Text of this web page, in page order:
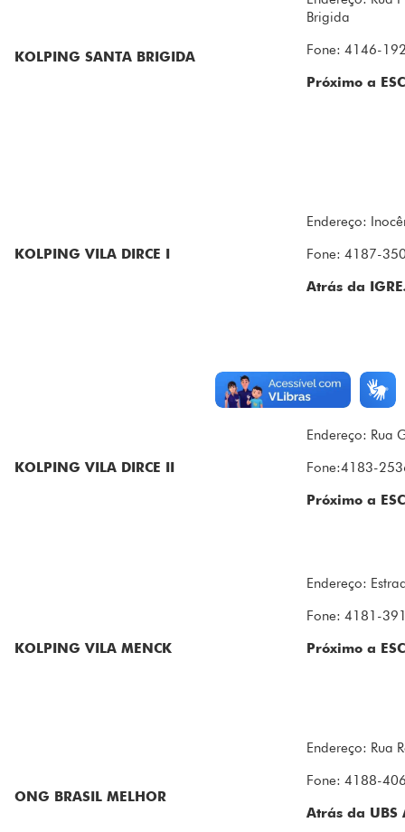
KOLPING SANTA BRIGIDA
Brigida
Fone: 4146-
Próximo a
KOLPING VILA DIRCE I
Endereço:
Fone: 4187-
Atrás da
KOLPING VILA DIRCE II
Endereço: Rua
Fone:4183-
Próximo a
KOLPING VILA MENCK
Endereço:
Fone: 4181-
Próximo a
ONG BRASIL MELHOR
Endereço: Rua
Fone: 4188-
Atrás da UBS